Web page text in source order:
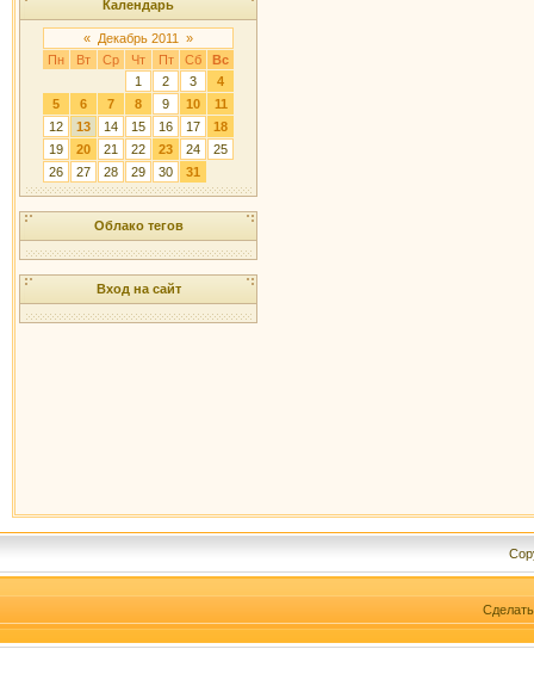
Календарь
« Декабрь 2011
»
Пн
Вт Ср Чт Пт Сб
Вс
1
2 3
4
5
6 7 8 9 10
11
12
13 14 15 16 17
18
19
20 21 22 23 24
25
26
27 28 29 30 31
Облако тегов
Вход на сайт